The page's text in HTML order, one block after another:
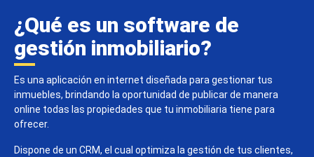
¿Qué es un software de
gestión inmobiliario?
Es una aplicación en internet diseñada para gestionar tus
inmuebles, brindando la oportunidad de publicar de manera
online todas las propiedades que tu inmobiliaria tiene para
ofrecer.
Dispone de un CRM, el cual optimiza la gestión de tus clientes,